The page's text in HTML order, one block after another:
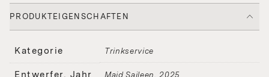
PRODUKTEIGENSCHAFTEN
Kategorie Trinkservice
Entwerfer, Jahr Majd Saileen 2025